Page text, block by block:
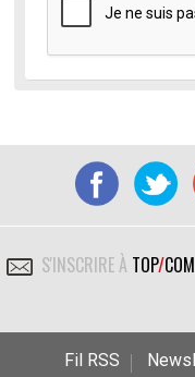
S'INSCRIRE À TOP/COM
Fil RSS